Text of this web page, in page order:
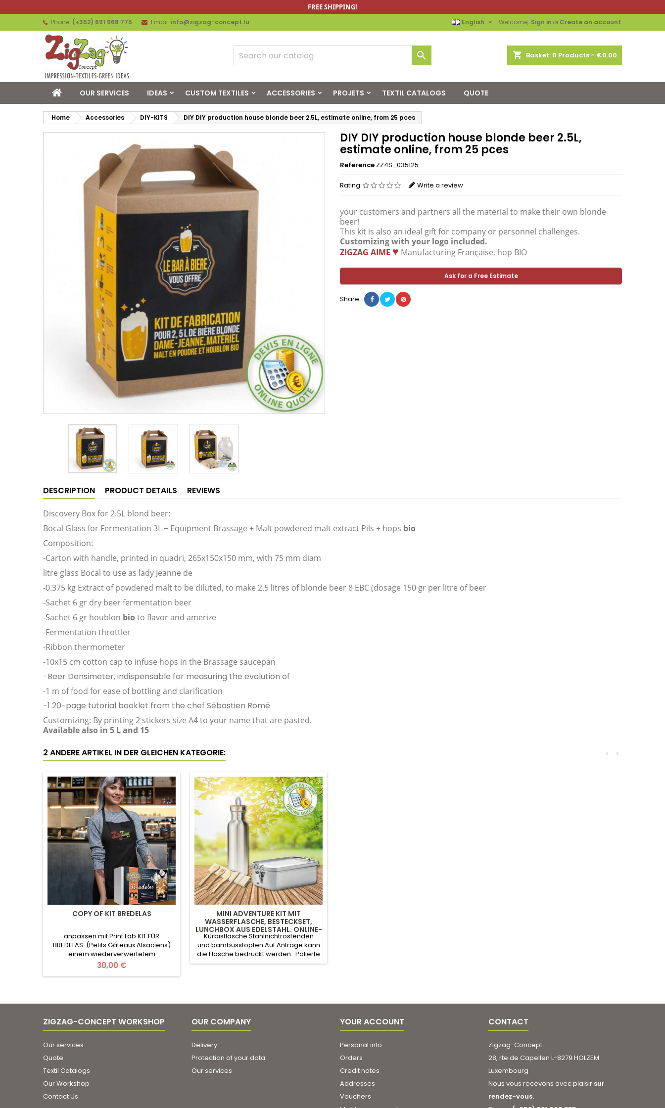
FREE SHIPPING!
Phone: (+352) 691 968 775 Email: info@zigzag-concept.lu Welcome, Sign in orCreate an account
English 
shopping_cart Basket: 0 Products - €0.00

OUR SERVICES IDEAS CUSTOM TEXTILES ACCESSORIES PROJETS TEXTIL CATALOGS QUOTE
Home Accessories DIY-KITS DIY DIY production house blonde beer 2.5L, estimate online, from 25 pces
DIY DIY production house blonde beer 2.5L,
estimate online, from 25 pces
Reference ZZ4S_035125
Rating Write a review
your customers and partners all the material to make their own blonde
beer!
This kit is also an ideal gift for company or personnel challenges.
Customizing with your logo included.
ZIGZAG AIME ♥ Manufacturing Française, hop BIO
Ask for a Free Estimate
Share
DESCRIPTION PRODUCT DETAILS REVIEWS
Discovery Box for 2.5L blond beer:
Bocal Glass for Fermentation 3L + Equipment Brassage + Malt powdered malt extract Pils + hops bio
Composition:
-Carton with handle, printed in quadri, 265x150x150 mm, with 75 mm diam
litre glass Bocal to use as lady Jeanne de
-0.375 kg Extract of powdered malt to be diluted, to make 2.5 litres of blonde beer 8 EBC (dosage 150 gr per litre of beer
-Sachet 6 gr dry beer fermentation beer
-Sachet 6 gr houblon bio to flavor and amerize
-Fermentation throttler
-Ribbon thermometer
-10x15 cm cotton cap to infuse hops in the Brassage saucepan
-Beer Densimeter, indispensable for measuring the evolution of
-1 m of food for ease of bottling and clarification
-1 20-page tutorial booklet from the chef Sébastien Romé
Customizing: By printing 2 stickers size A4 to your name that are pasted.
Available also in 5 L and 15
2 ANDERE ARTIKEL IN DER GLEICHEN KATEGORIE: >
<
COPY OF KIT BREDELAS
anpassen mit Print Lab KIT FÜR
BREDELAS. (Petits Gâteaux Alsaciens)
einem wiederverwertetem
Polyesterscheck ausgeliefert. der
Anzeige für die Auswahl (broschiert
oder gedruckt) mit Ihrer
Preis
30,00 €
MINI ADVENTURE KIT MIT
WASSERFLASCHE, BESTECKSET,
LUNCHBOX AUS EDELSTAHL. ONLINE-
ANGEBOT AB 10 STÜCK.
Kürbisflasche Stahlnichtrostenden
und bambusstopfen Auf Anfrage kann
die Flasche bedruckt werden. Polierte
Bambus Besteck . Der Umschlag kann
ZIGZAG-CONCEPT WORKSHOP
Our services
Quote
Textil Catalogs
Our Workshop
Contact Us
OUR COMPANY
Delivery
Protection of your data
Our services
YOUR ACCOUNT
Personal info
Orders
Credit notes
Addresses
Vouchers
CONTACT
Zigzag-Concept
28, rte de Capellen L-8279 HOLZEM
Luxembourg
Nous vous recevons avec plaisir sur
rendez-vous.